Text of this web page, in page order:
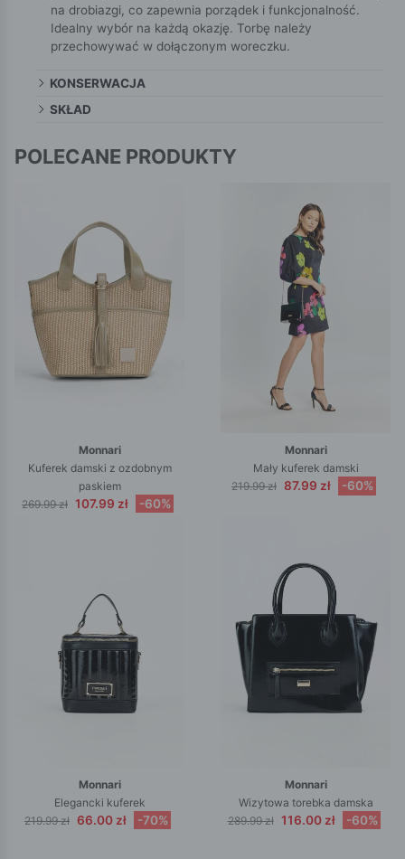
na drobiazgi, co zapewnia porządek i funkcjonalność.
Idealny wybór na każdą okazję. Torbę należy
przechowywać w dołączonym woreczku.
KONSERWACJA
SKŁAD
POLECANE PRODUKTY
Monnari
Kuferek damski z ozdobnym
paskiem
269.99 zł 107.99 zł -60%
Monnari
Mały kuferek damski
219.99 zł 87.99 zł -60%
Monnari
Elegancki kuferek
219.99 zł 66.00 zł -70%
Monnari
Wizytowa torebka damska
289.99 zł 116.00 zł -60%